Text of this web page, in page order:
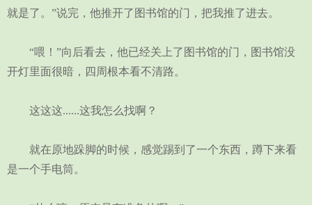
就是了。”说完，他推开了图书馆的门，把我推了进去。
“喂！”向后看去，他已经关上了图书馆的门，图书馆没
开灯里面很暗，四周根本看不清路。
这这这......这我怎么找啊？
就在原地跺脚的时候，感觉踢到了一个东西，蹲下来看
是一个手电筒。